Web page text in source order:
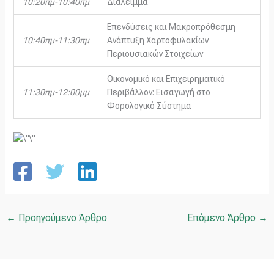
10:40πμ-11:30πμ
Επενδύσεις και Μακροπρόθεσμη
Ανάπτυξη Χαρτοφυλακίων
Περιουσιακών Στοιχείων
11:30πμ-12:00μμ
Οικονομικό και Επιχειρηματικό
Περιβάλλον: Εισαγωγή στο
Φορολογικό Σύστημα
← Προηγούμενο Άρθρο Επόμενο Άρθρο →